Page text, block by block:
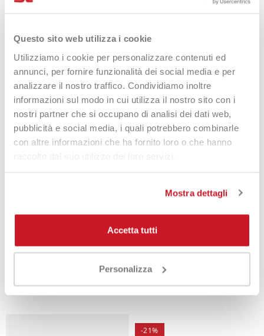
Questo sito web utilizza i cookie
Utilizziamo i cookie per personalizzare contenuti ed
annunci, per fornire funzionalità dei social media e per
analizzare il nostro traffico. Condividiamo inoltre
informazioni sul modo in cui utilizza il nostro sito con i
nostri partner che si occupano di analisi dei dati web,
pubblicità e social media, i quali potrebbero combinarle
con altre informazioni che ha fornito loro o che hanno
Mostra dettagli
Accetta tutti
Personalizza
Cappellino Varlion GORRA
23,65 €
Adidas Cappello Climacool
Climacool
18,00 €
Cappellino Adidas Black Badge
Of Sport
-21%